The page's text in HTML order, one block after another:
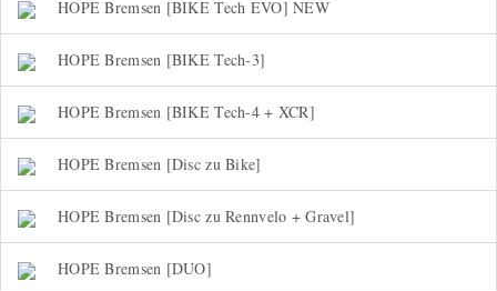
HOPE Bremsen [BIKE Tech EVO] NEW
HOPE Bremsen [BIKE Tech-3]
HOPE Bremsen [BIKE Tech-4 + XCR]
HOPE Bremsen [Disc zu Bike]
HOPE Bremsen [Disc zu Rennvelo + Gravel]
HOPE Bremsen [DUO]